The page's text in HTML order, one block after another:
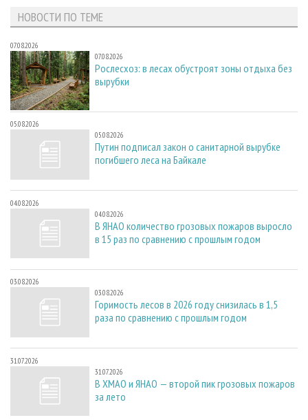
НОВОСТИ ПО ТЕМЕ
07.08.2026
07.08.2026
Рослесхоз: в лесах обустроят зоны отдыха без
вырубки
05.08.2026
05.08.2026
Путин подписал закон о санитарной вырубке
погибшего леса на Байкале
04.08.2026
04.08.2026
В ЯНАО количество грозовых пожаров выросло
в 15 раз по сравнению с прошлым годом
03.08.2026
03.08.2026
Горимость лесов в 2026 году снизилась в 1,5
раза по сравнению с прошлым годом
31.07.2026
31.07.2026
В ХМАО и ЯНАО — второй пик грозовых пожаров
за лето